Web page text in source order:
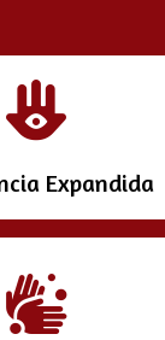
Expandida